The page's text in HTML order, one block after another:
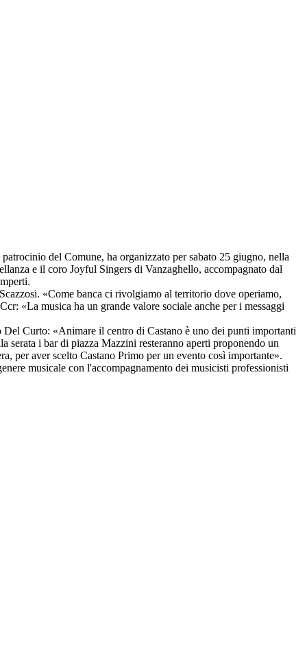
del Comune, ha organizzato per sabato 25 giugno, nella
e il coro Joyful Singers di Vanzaghello, accompagnato dal
«Come banca ci rivolgiamo al territorio dove operiamo,
«La musica ha un grande valore sociale anche per i messaggi
Del Curto: «Animare il centro di Castano è uno dei punti importanti
serata i bar di piazza Mazzini resteranno aperti proponendo un
per aver scelto Castano Primo per un evento così importante».
musicale con l'accompagnamento dei musicisti professionisti